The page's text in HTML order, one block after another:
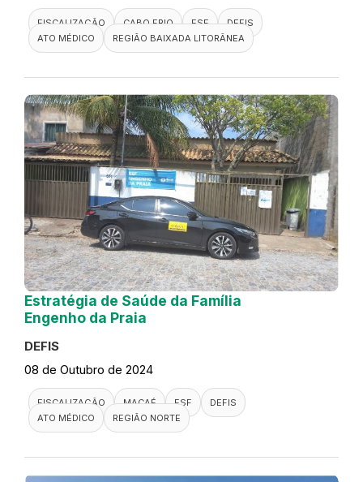
FISCALIZAÇÃO CABO FRIO ESF
DEFIS
ATO MÉDICO
REGIÃO BAIXADA LITORÂNEA
Estratégia de Saúde da Família
Engenho da Praia
DEFIS
08 de Outubro de 2024
FISCALIZAÇÃO MACAÉ ESF
DEFIS
ATO MÉDICO
REGIÃO NORTE